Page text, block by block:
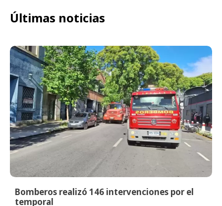
Últimas noticias
Bomberos realizó 146 intervenciones por el
temporal